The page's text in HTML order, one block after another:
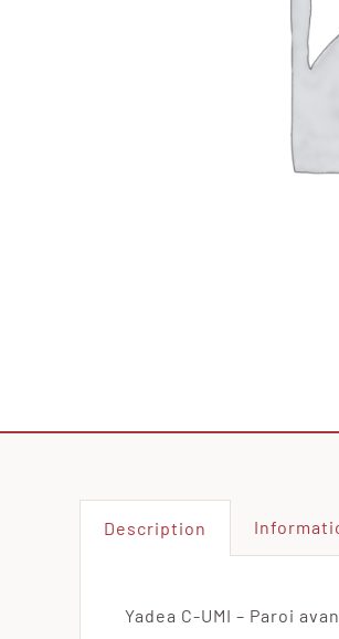
Description
Yadea C-UMI – Paroi